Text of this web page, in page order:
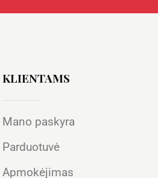
KLIENTAMS
Mano paskyra
Parduotuvė
Apmokėjimas